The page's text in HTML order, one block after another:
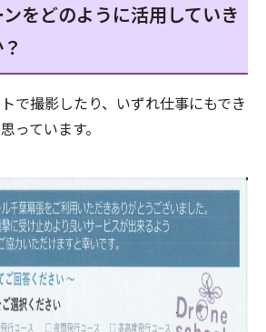
をどのように活用していき
で撮影したり、いずれ仕事にもでき
っています。